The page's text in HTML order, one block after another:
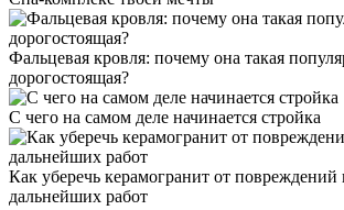
Фальцевая кровля: почему она такая
дорогостоящая?
С чего на самом деле начинается стройка
Как уберечь керамогранит от повреждений
дальнейших работ